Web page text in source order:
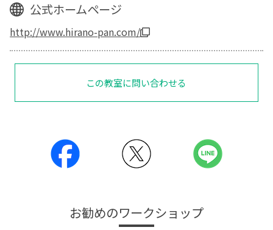
公式ホームページ
http://www.hirano-pan.com/
この教室に問い合わせる
お勧めのワークショップ